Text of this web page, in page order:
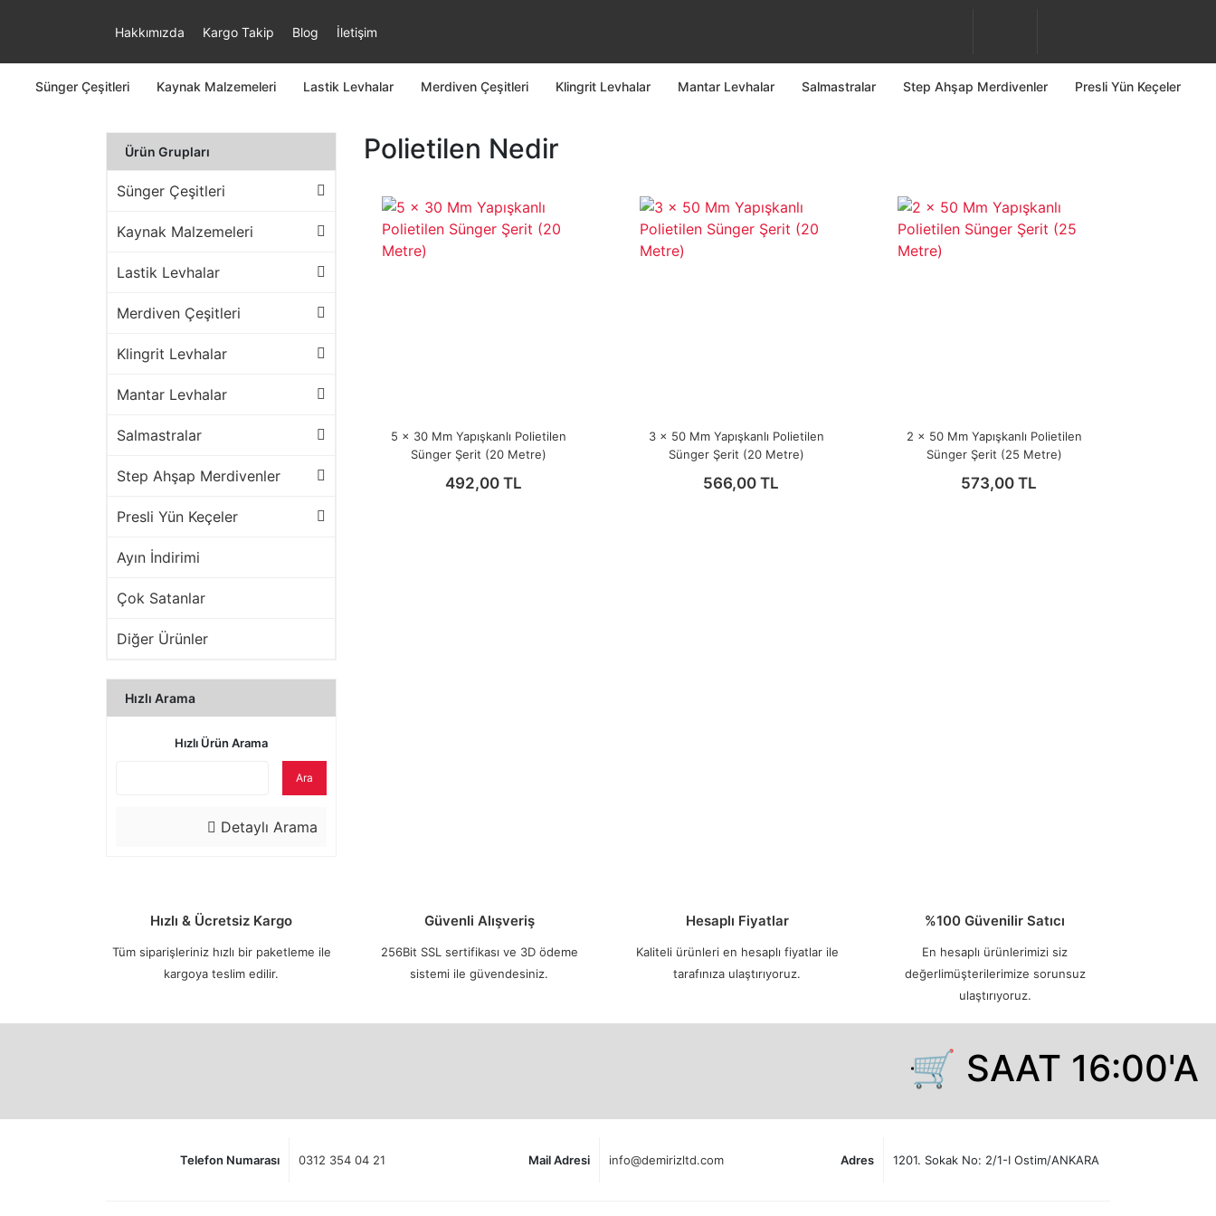
Hakkımızda Kargo Takip Blog İletişim
Sünger Çeşitleri Kaynak Malzemeleri Lastik Levhalar Merdiven Çeşitleri Klingrit Levhalar Mantar Levhalar Salmastralar Step Ahşap Merdivenler Presli Yün Keçeler
Ürün Grupları
Sünger Çeşitleri
Kaynak Malzemeleri
Lastik Levhalar
Merdiven Çeşitleri
Klingrit Levhalar
Mantar Levhalar
Salmastralar
Step Ahşap Merdivenler
Presli Yün Keçeler
Ayın İndirimi
Çok Satanlar
Diğer Ürünler
Hızlı Arama
Hızlı Ürün Arama
Ara
Detaylı Arama
Polietilen Nedir
5 x 30 Mm Yapışkanlı Polietilen
Sünger Şerit (20 Metre)
492,00 TL
3 x 50 Mm Yapışkanlı Polietilen
Sünger Şerit (20 Metre)
566,00 TL
2 x 50 Mm Yapışkanlı Polietilen
Sünger Şerit (25 Metre)
573,00 TL
Hızlı & Ücretsiz Kargo
Tüm siparişleriniz hızlı bir paketleme ile
kargoya teslim edilir.
Güvenli Alışveriş
256Bit SSL sertifikası ve 3D ödeme
sistemi ile güvendesiniz.
Hesaplı Fiyatlar
Kaliteli ürünleri en hesaplı fiyatlar ile
tarafınıza ulaştırıyoruz.
%100 Güvenilir Satıcı
En hesaplı ürünlerimizi siz
değerlimüşterilerimize sorunsuz
ulaştırıyoruz.
🛒 SAAT 16:00'A
Telefon Numarası 0312 354 04 21 Mail Adresi info@demirizltd.com Adres 1201. Sokak No: 2/1-I Ostim/ANKARA